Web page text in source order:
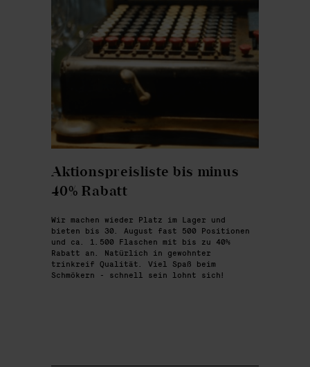
Aktionspreisliste bis minus
40% Rabatt
Wir machen wieder Platz im Lager und
bieten bis 30. August fast 500 Positionen
und ca. 1.500 Flaschen mit bis zu 40%
Rabatt an. Natürlich in gewohnter
trinkreif Qualität. Viel Spaß beim
Schmökern - schnell sein lohnt sich!